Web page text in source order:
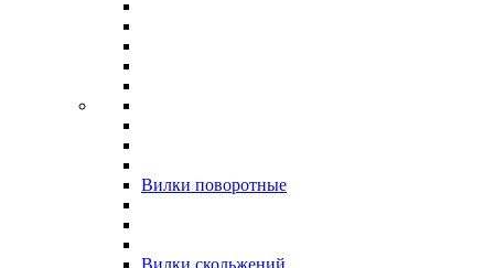
Вилки поворотные
Вилки скольжений